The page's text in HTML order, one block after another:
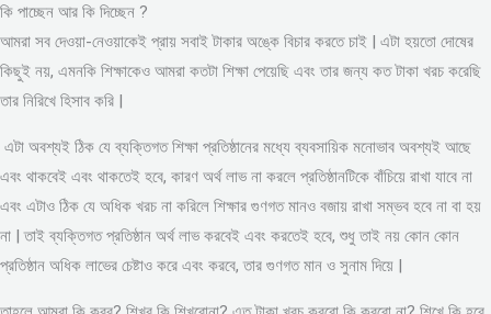
কি পাচ্ছেন আর কি দিচ্ছেন ?
আমরা সব দেওয়া-নেওয়াকেই প্রায় সবাই টাকার অঙ্কে বিচার করতে চাই | এটা হয়তো দোষের
কিছুই নয়, এমনকি শিক্ষাকেও আমরা কতটা শিক্ষা পেয়েছি এবং তার জন্য কত টাকা খরচ করেছি
তার নিরিখে হিসাব করি |
এটা অবশ্যই ঠিক যে ব্যক্তিগত শিক্ষা প্রতিষ্ঠানের মধ্যে ব্যবসায়িক মনোভাব অবশ্যই আছে
এবং থাকবেই এবং থাকতেই হবে, কারণ অর্থ লাভ না করলে প্রতিষ্ঠানটিকে বাঁচিয়ে রাখা যাবে না
এবং এটাও ঠিক যে অধিক খরচ না করিলে শিক্ষার গুণগত মানও বজায় রাখা সম্ভব হবে না বা হয়
না | তাই ব্যক্তিগত প্রতিষ্ঠান অর্থ লাভ করবেই এবং করতেই হবে, শুধু তাই নয় কোন কোন
প্রতিষ্ঠান অধিক লাভের চেষ্টাও করে এবং করবে, তার গুণগত মান ও সুনাম দিয়ে |